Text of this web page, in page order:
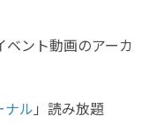
ベント動画のアーカ
ナル 」読み放題